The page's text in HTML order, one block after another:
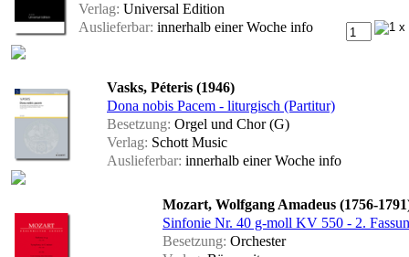
Verlag: Universal Edition
Auslieferbar: innerhalb einer Woche info
Vasks, Péteris (1946)
Dona nobis Pacem - liturgisch (Partitur)
Besetzung: Orgel und Chor (G)
Verlag: Schott Music
Auslieferbar: innerhalb einer Woche info
Mozart, Wolfgang Amadeus (1756-
Sinfonie Nr. 40 g-moll KV 550 - 2.
Besetzung: Orchester